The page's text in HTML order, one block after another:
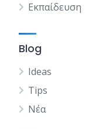
Εκπαίδευση
Blog
Ideas
Tips
Νέα